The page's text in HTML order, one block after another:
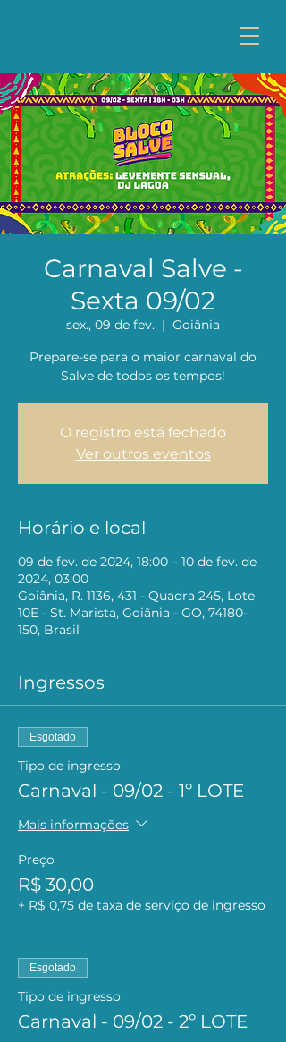
Carnaval Salve -
Sexta 09/02
sex., 09 de fev.
  |
Goiânia
Prepare-se para o maior carnaval do
Salve de todos os tempos!
O registro está fechado
Ver outros eventos
Horário e local
09 de fev. de 2024, 18:00 – 10 de fev. de
2024, 03:00
Goiânia, R. 1136, 431 - Quadra 245, Lote
10E - St. Marista, Goiânia - GO, 74180-
150, Brasil
Ingressos
Esgotado
Tipo de ingresso
Carnaval - 09/02 - 1º LOTE
Mais informações
Preço
R$ 30,00
+ R$ 0,75 de taxa de serviço de ingresso
Esgotado
Tipo de ingresso
Carnaval - 09/02 - 2º LOTE